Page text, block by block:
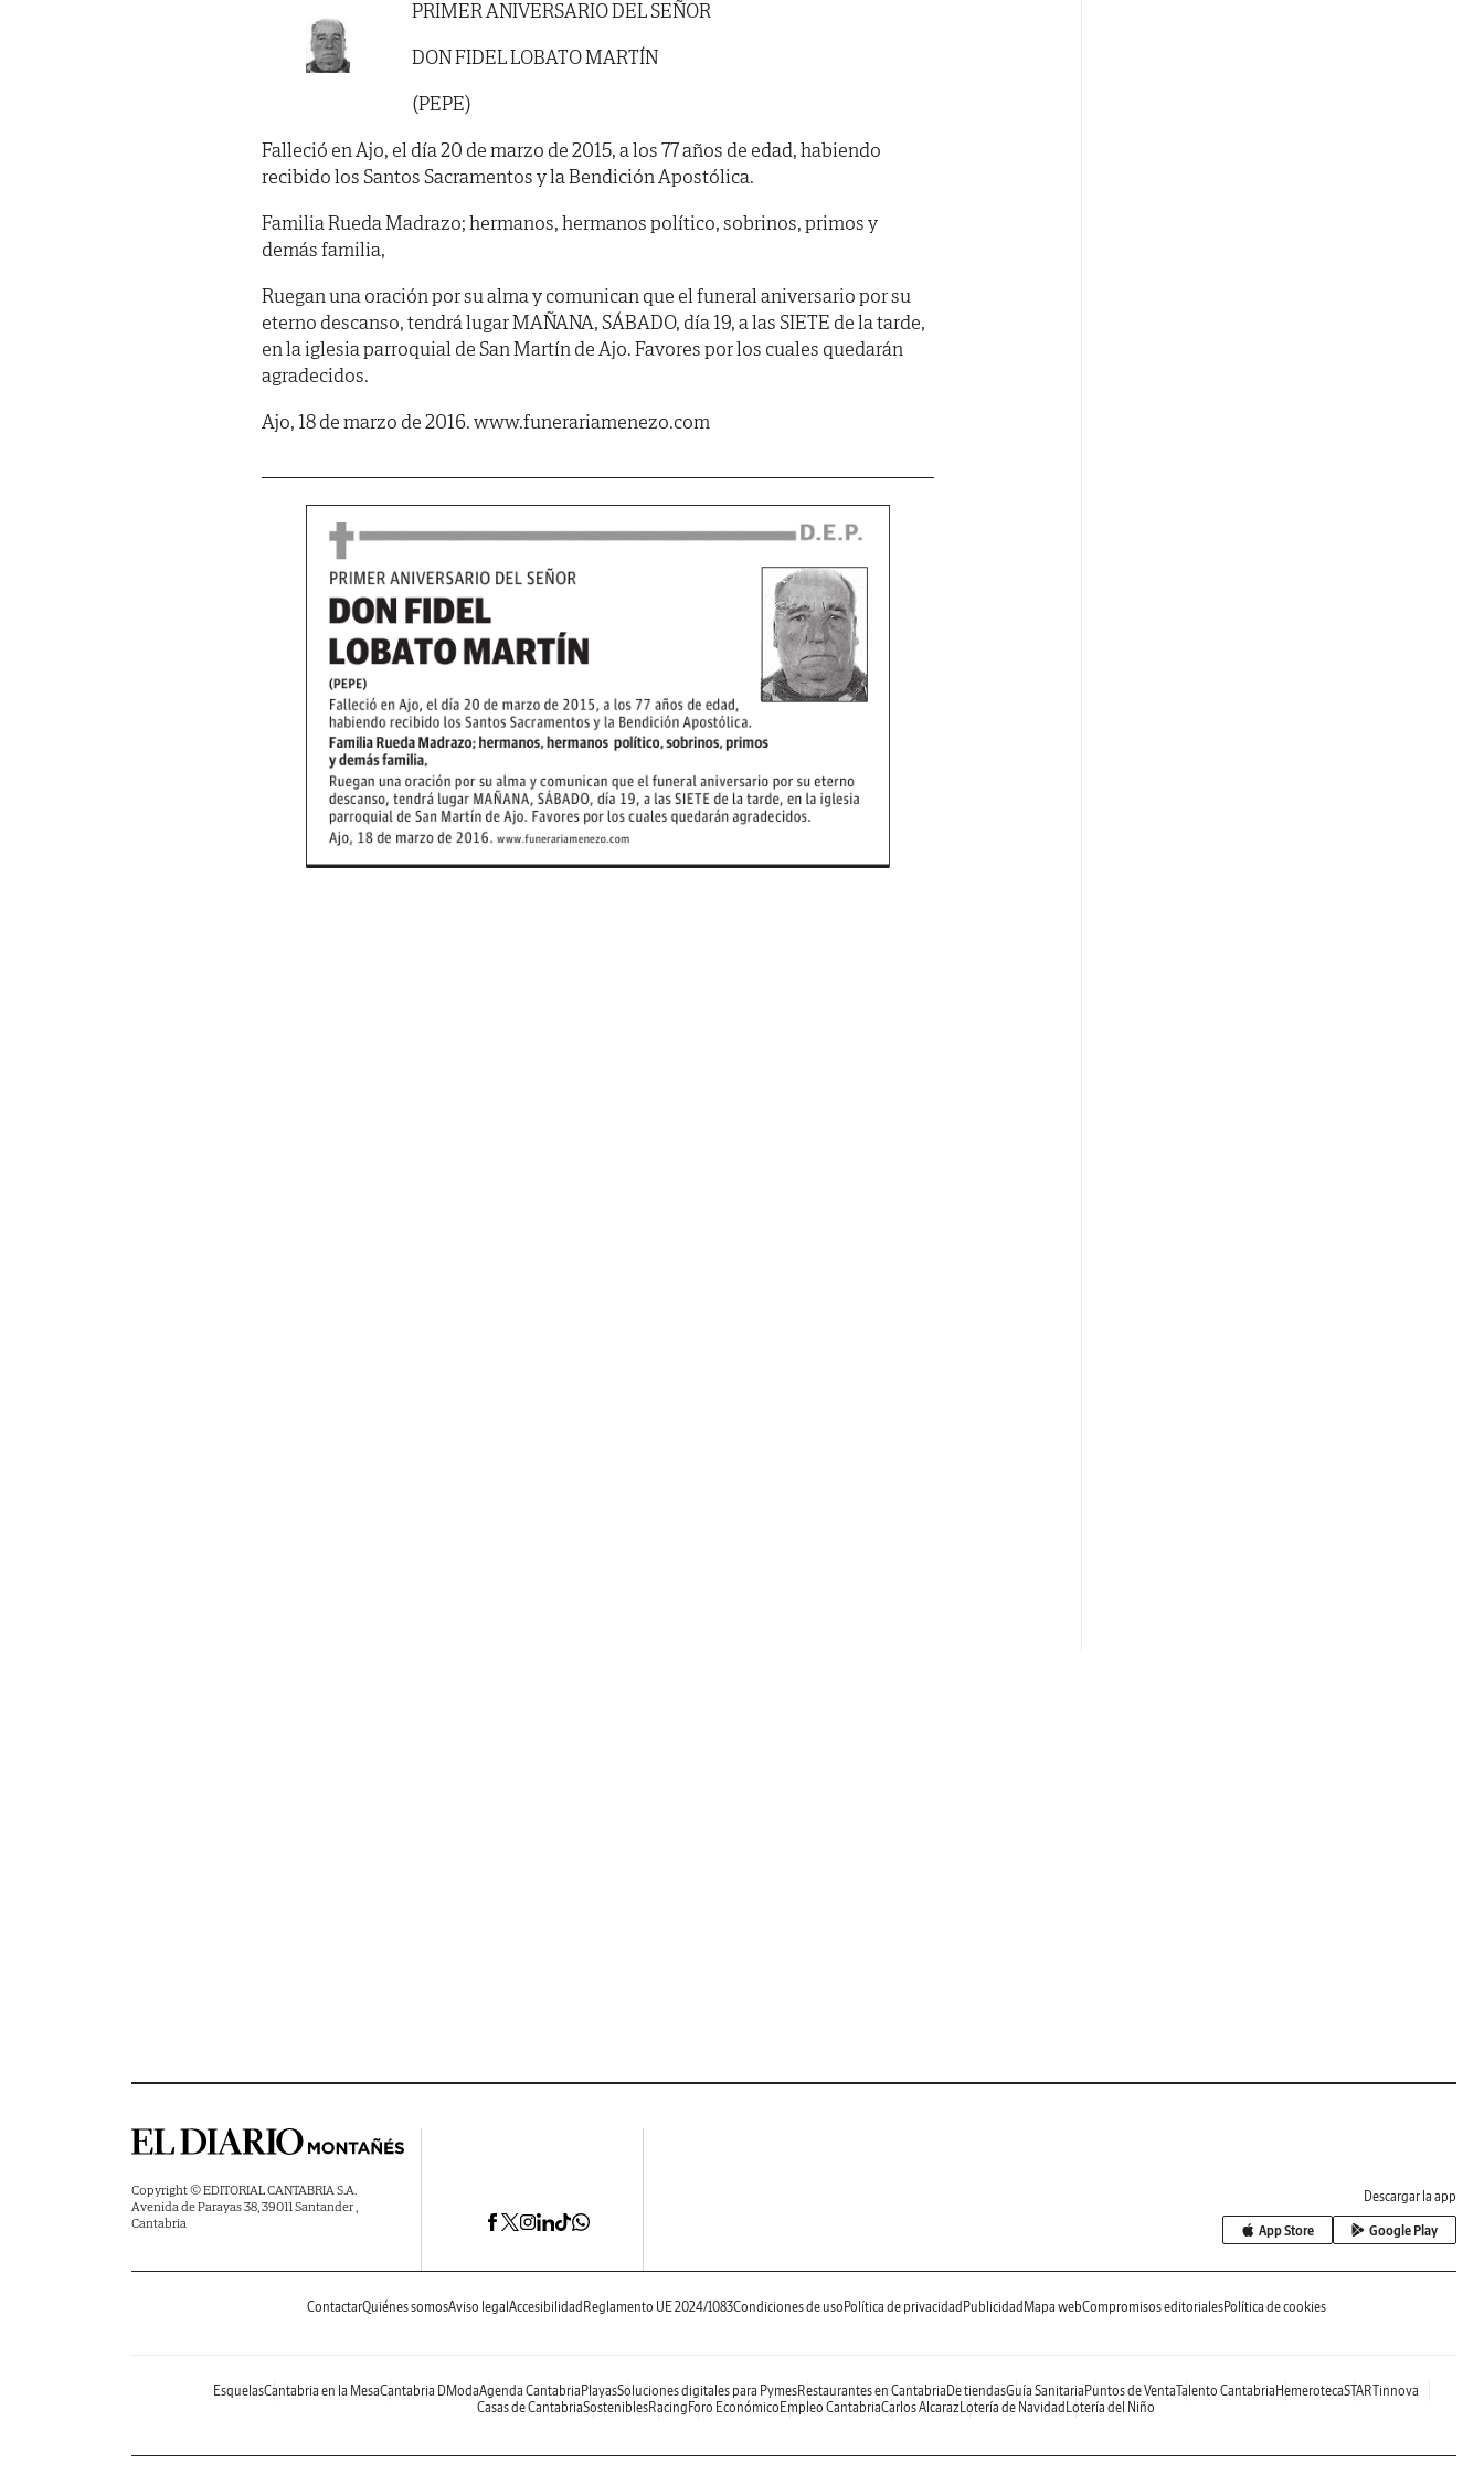
PRIMER ANIVERSARIO DEL SEÑOR
DON FIDEL LOBATO MARTÍN
(PEPE)
Falleció en Ajo, el día 20 de marzo de 2015, a los 77 años de edad, habiendo
recibido los Santos Sacramentos y la Bendición Apostólica.
Familia Rueda Madrazo; hermanos, hermanos político, sobrinos, primos y
demás familia,
Ruegan una oración por su alma y comunican que el funeral aniversario por su
eterno descanso, tendrá lugar MAÑANA, SÁBADO, día 19, a las SIETE de la tarde,
en la iglesia parroquial de San Martín de Ajo. Favores por los cuales quedarán
agradecidos.
Ajo, 18 de marzo de 2016. www.funerariamenezo.com
Copyright © EDITORIAL CANTABRIA S.A.
Avenida de Parayas 38, 39011 Santander ,
Cantabria
Descargar la app
App Store Google Play
ContactarQuiénes somosAviso legal Accesibilidad Reglamento UE 2024/1083Condiciones de uso Política de privacidad Publicidad Mapa webCompromisos editorialesPolítica de cookies
EsquelasCantabria en la MesaCantabria DModaAgenda Cantabria PlayasSoluciones digitales para PymesRestaurantes en Cantabria De tiendasGuía Sanitaria Puntos de VentaTalento Cantabria HemerotecaSTARTinnova
Casas de CantabriaSosteniblesRacing Foro Económico Empleo CantabriaCarlos AlcarazLotería de Navidad Lotería del Niño